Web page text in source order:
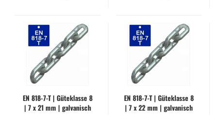
EN 818-​7-T | Gü­te­klas­se 8
| 7 x 21 mm | gal­va­nisch
EN 818-​7-T | Gü­te­klas­se 8
| 7 x 22 mm | gal­va­nisch